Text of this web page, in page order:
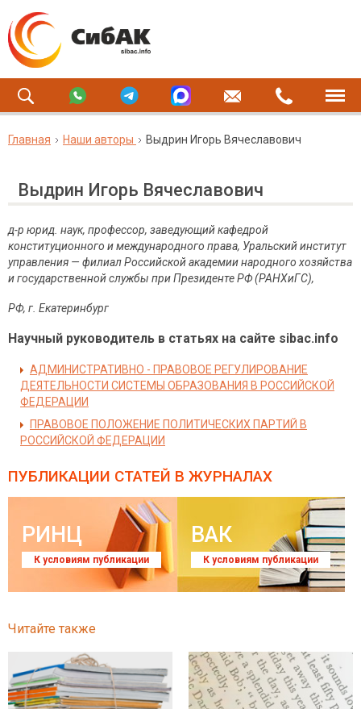
Главная Наши авторы Выдрин Игорь Вячеславович
Выдрин Игорь Вячеславович
д-р юрид. наук, профессор, заведующий кафедрой
конституционного и международного права, Уральский институт
управления — филиал Российской академии народного хозяйства
и государственной службы при Президенте РФ (РАНХиГС),
РФ, г. Екатеринбург
Научный руководитель в статьях на сайте sibac.info
АДМИНИСТРАТИВНО - ПРАВОВОЕ РЕГУЛИРОВАНИЕ
ДЕЯТЕЛЬНОСТИ СИСТЕМЫ ОБРАЗОВАНИЯ В РОССИЙСКОЙ
ФЕДЕРАЦИИ
ПРАВОВОЕ ПОЛОЖЕНИЕ ПОЛИТИЧЕСКИХ ПАРТИЙ В
РОССИЙСКОЙ ФЕДЕРАЦИИ
ПУБЛИКАЦИИ СТАТЕЙ В ЖУРНАЛАХ
РИНЦ
К условиям публикации
ВАК
К условиям публикации
Читайте также